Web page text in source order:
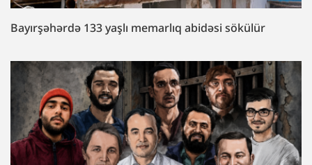
Bayırşəhərdə 133 yaşlı memarlıq abidəsi sökülür